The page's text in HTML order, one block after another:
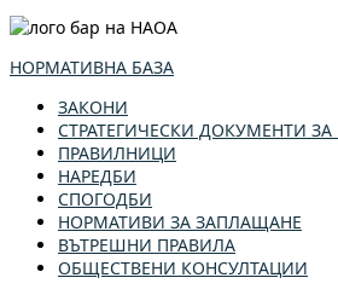
НОРМАТИВНА БАЗА
ЗАКОНИ
СТРАТЕГИЧЕСКИ ДОКУМЕНТИ ЗА
ПРАВИЛНИЦИ
НАРЕДБИ
СПОГОДБИ
НОРМАТИВИ ЗА ЗАПЛАЩАНЕ
ВЪТРЕШНИ ПРАВИЛА
ОБЩЕСТВЕНИ КОНСУЛТАЦИИ